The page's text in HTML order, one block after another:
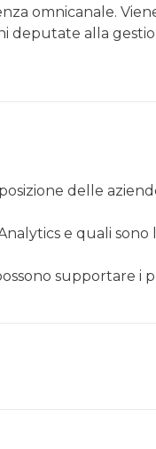
omnicanale.
deputate alla
delle
e quali
supportare i